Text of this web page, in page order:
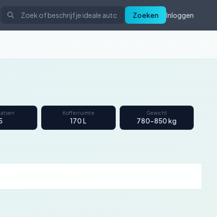
Zoeken Inloggen
Kofferruimte
170 L
Gewicht
780–850 kg